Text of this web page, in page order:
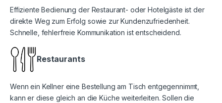
Effiziente Bedienung der Restaurant- oder Hotelgäste ist der
direkte Weg zum Erfolg sowie zur Kundenzufriedenheit.
Schnelle, fehlerfreie Kommunikation ist entscheidend.
Restaurants
Wenn ein Kellner eine Bestellung am Tisch entgegennimmt,
kann er diese gleich an die Küche weiterleiten. Sollen die